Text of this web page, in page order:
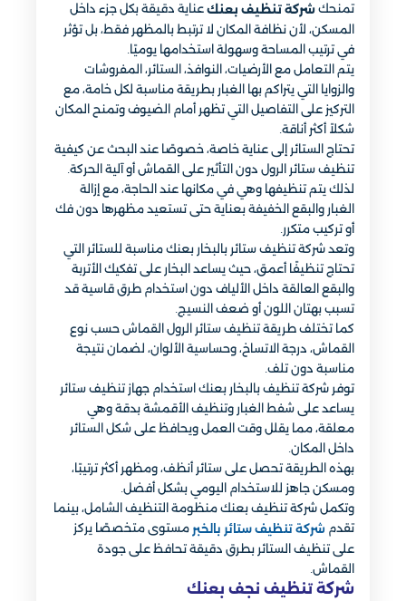
تمنحك شركة تنظيف بعنك عناية دقيقة بكل جزء داخل
المسكن، لأن نظافة المكان لا ترتبط بالمظهر فقط، بل تؤثر
في ترتيب المساحة وسهولة استخدامها يوميًا.
يتم التعامل مع الأرضيات، النوافذ، الستائر، المفروشات
والزوايا التي يتراكم بها الغبار بطريقة مناسبة لكل خامة، مع
التركيز على التفاصيل التي تظهر أمام الضيوف وتمنح المكان
شكلاً أكثر أناقة.
تحتاج الستائر إلى عناية خاصة، خصوصًا عند البحث عن كيفية
تنظيف ستائر الرول دون التأثير على القماش أو آلية الحركة.
لذلك يتم تنظيفها وهي في مكانها عند الحاجة، مع إزالة
الغبار والبقع الخفيفة بعناية حتى تستعيد مظهرها دون فك
أو تركيب متكرر.
وتعد شركة تنظيف ستائر بالبخار بعنك مناسبة للستائر التي
تحتاج تنظيفًا أعمق، حيث يساعد البخار على تفكيك الأتربة
والبقع العالقة داخل الألياف دون استخدام طرق قاسية قد
تسبب بهتان اللون أو ضعف النسيج.
كما تختلف طريقة تنظيف ستائر الرول القماش حسب نوع
القماش، درجة الاتساخ، وحساسية الألوان، لضمان نتيجة
مناسبة دون تلف.
توفر شركة تنظيف بالبخار بعنك استخدام جهاز تنظيف ستائر
يساعد على شفط الغبار وتنظيف الأقمشة بدقة وهي
معلقة، مما يقلل وقت العمل ويحافظ على شكل الستائر
داخل المكان.
بهذه الطريقة تحصل على ستائر أنظف، ومظهر أكثر ترتيبًا،
ومسكن جاهز للاستخدام اليومي بشكل أفضل.
وتكمل شركة تنظيف بعنك منظومة التنظيف الشامل، بينما
تقدم شركة تنظيف ستائر بالخبر مستوى متخصصًا يركز
على تنظيف الستائر بطرق دقيقة تحافظ على جودة
القماش.
شركة تنظيف نجف بعنك